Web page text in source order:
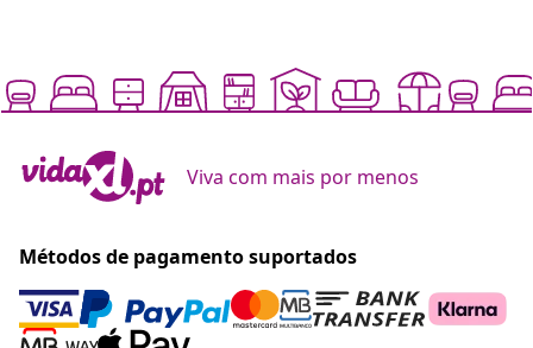
Viva com mais por menos
Métodos de pagamento suportados